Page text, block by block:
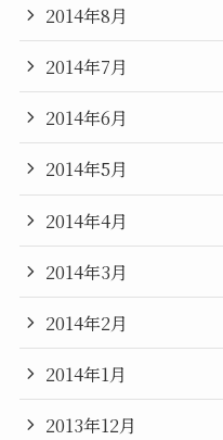
2014年8月
2014年7月
2014年6月
2014年5月
2014年4月
2014年3月
2014年2月
2014年1月
2013年12月